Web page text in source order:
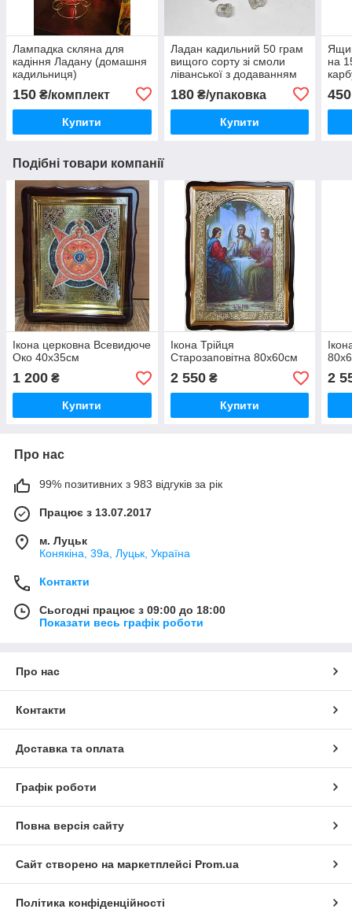
Лампадка скляна для
кадіння Ладану (домашня
кадильниця)
150 ₴/комплект
Купити
Ладан кадильний 50 грам
вищого сорту зі смоли
ліванської з додаванням
(Греція)
180₴/упаковка
Купити
на
450
Подібні товари компанії
Ікона церковна Всевидюче
Око 40х35см
1 200 ₴
Купити
Ікона Трійця
Старозаповітна 80х60см
2 550₴
Купити
2
Про нас
99% позитивних з 983 відгуків за рік
Працює з 13.07.2017
м. Луцьк
Конякіна, 39а, Луцьк, Україна
Контакти
Сьогодні працює з 09:00 до 18:00
Показати весь графік роботи
Про нас
Контакти
Доставка та оплата
Графік роботи
Повна версія сайту
Сайт створено на маркетплейсі Prom.ua
Політика конфіденційності